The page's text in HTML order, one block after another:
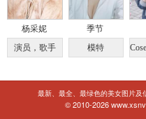
杨采妮
演员，歌手
季节
模特
最新、最全、最绿色的美女图片及
© 2010-2026